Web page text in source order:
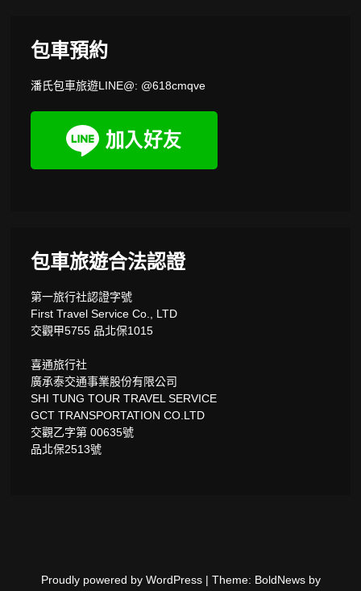
包車預約
潘氏包車旅遊LINE@: @618cmqve
包車旅遊合法認證
第一旅行社認證字號
First Travel Service Co., LTD
交觀甲5755 品北保1015
喜通旅行社
廣承泰交通事業股份有限公司
SHI TUNG TOUR TRAVEL SERVICE
GCT TRANSPORTATION CO.LTD
交觀乙字第 00635號
品北保2513號
Proudly powered by WordPress | Theme: BoldNews by